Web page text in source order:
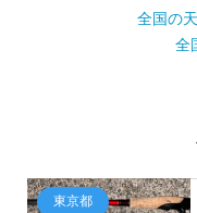
全国の
全
東京都